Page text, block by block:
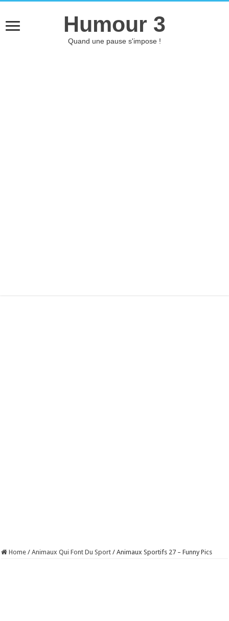
Humour 3
Quand une pause s'impose !
Home / Animaux Qui Font Du Sport / Animaux Sportifs 27 – Funny Pics